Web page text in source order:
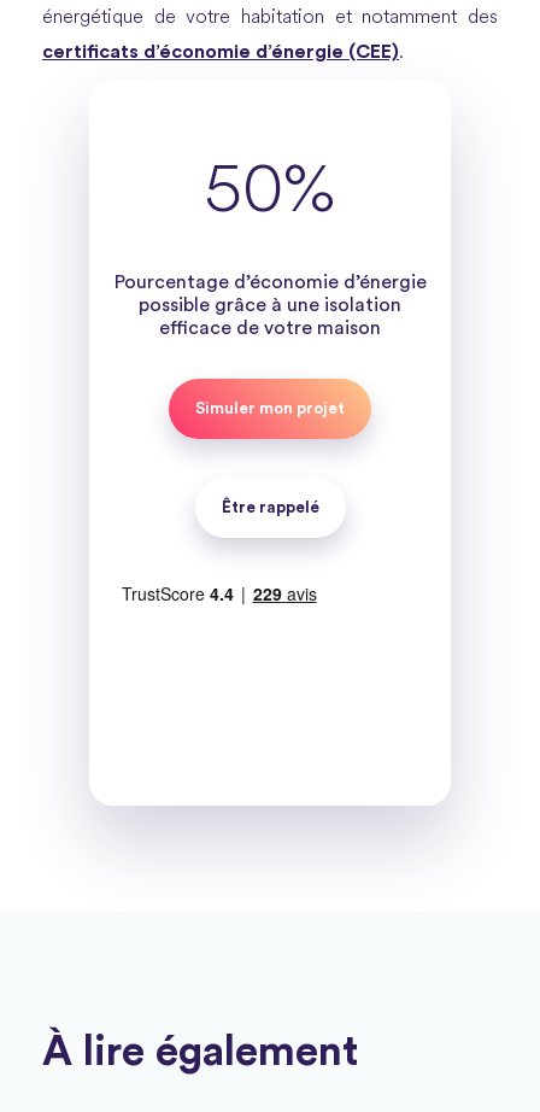
énergétique de votre habitation et notamment des
certificats d’économie d’énergie (CEE).
50%
Pourcentage d’économie d’énergie
possible grâce à une isolation
efficace de votre maison
Simuler mon projet
Être rappelé
À lire également